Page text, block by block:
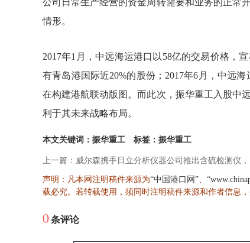
公司日常生产经营的资金周转需要和业务的正常
情形。
2017年1月，中远海运港口以58亿的交易价格，
有青岛港国际近20%的股份；2017年6月，中远
在构建港航联动版图。而此次，振华重工入股中
利于其未来战略布局。
本文关键词：振华重工 标签：振华重工
声明：凡本网注明稿件来源为“中国港口网”、
载必究。若转载使用，须同时注明稿件来源和作者信息，
0条评论